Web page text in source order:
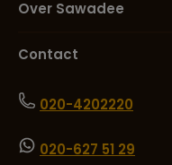
Over Sawadee
Contact
020-4202220
020-627 51 29